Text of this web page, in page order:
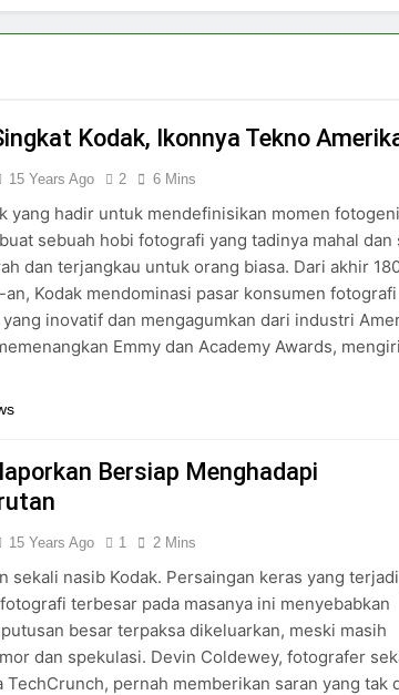
Kodak, Ikonnya Tekno
15 Years Ago 2 6 Mins
yang hadir untuk mendefinisikan momen
sebuah hobi fotografi yang tadinya mahal dan
dan terjangkau untuk orang biasa. Dari akhir
an, Kodak mendominasi pasar konsumen fotografi
inovatif dan mengagumkan dari industri
Emmy dan Academy Awards,
Bersiap Menghadapi
15 Years Ago 1 2 Mins
sekali nasib Kodak. Persaingan keras yang
terbesar pada masanya ini menyebabkan
besar terpaksa dikeluarkan, meski masih
dan spekulasi. Devin Coldewey, fotografer
TechCrunch, pernah memberikan saran yang tak